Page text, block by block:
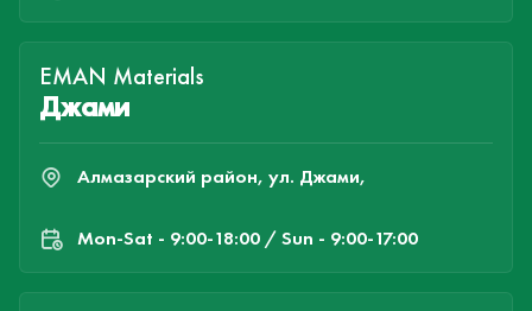
EMAN Materials
Джами
Алмазарский район, ул. Джами,
Mon-Sat - 9:00-18:00 / Sun - 9:00-17:00